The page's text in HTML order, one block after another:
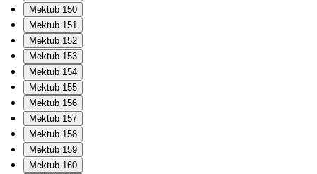
Mektub 150
Mektub 151
Mektub 152
Mektub 153
Mektub 154
Mektub 155
Mektub 156
Mektub 157
Mektub 158
Mektub 159
Mektub 160